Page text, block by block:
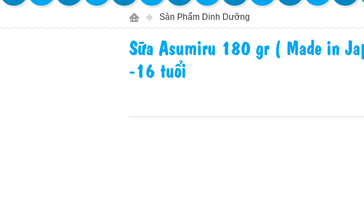
Sản Phẩm Dinh Dưỡng
Sữa Asumiru 180 gr ( Made in
-16 tuổi